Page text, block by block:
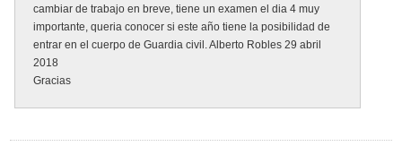
cambiar de trabajo en breve, tiene un examen el dia 4 muy
importante, queria conocer si este año tiene la posibilidad de
entrar en el cuerpo de Guardia civil. Alberto Robles 29 abril
2018
Gracias